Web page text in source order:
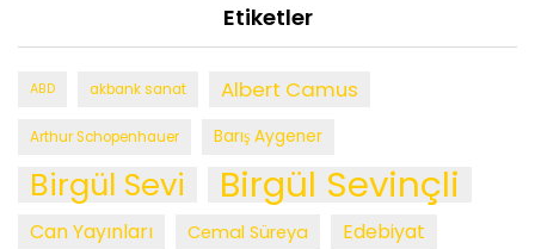
Etiketler
ABD akbank sanat Albert Camus
Arthur Schopenhauer Barış Aygener
Birgül Sevi Birgül Sevinçli
Can Yayınları Cemal Süreya Edebiyat